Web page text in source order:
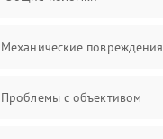
Механические повреждения
Проблемы с объективом